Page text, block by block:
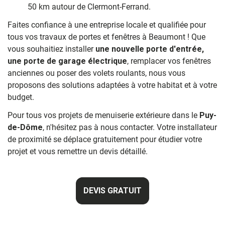
50 km autour de Clermont-Ferrand.
Faites confiance à une entreprise locale et qualifiée pour
tous vos travaux de portes et fenêtres à Beaumont ! Que
vous souhaitiez installer une nouvelle porte d'entrée,
une porte de garage électrique, remplacer vos fenêtres
anciennes ou poser des volets roulants, nous vous
proposons des solutions adaptées à votre habitat et à votre
budget.
Pour tous vos projets de menuiserie extérieure dans le Puy-
de-Dôme, n'hésitez pas à nous contacter. Votre installateur
de proximité se déplace gratuitement pour étudier votre
projet et vous remettre un devis détaillé.
DEVIS GRATUIT